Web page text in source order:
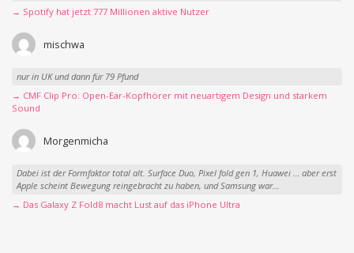
→ Spotify hat jetzt 777 Millionen aktive Nutzer
mischwa
nur in UK und dann für 79 Pfund
→ CMF Clip Pro: Open-Ear-Kopfhörer mit neuartigem Design und starkem
Sound
Morgenmicha
Dabei ist der Formfaktor total alt. Surface Duo, Pixel fold gen 1, Huawei … aber erst
Apple scheint Bewegung reingebracht zu haben, und Samsung war...
→ Das Galaxy Z Fold8 macht Lust auf das iPhone Ultra